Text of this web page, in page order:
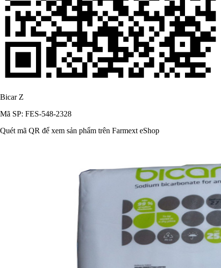
Bicar Z
Mã SP: FES-548-2328
Quét mã QR để xem sản phẩm trên Farmext eShop